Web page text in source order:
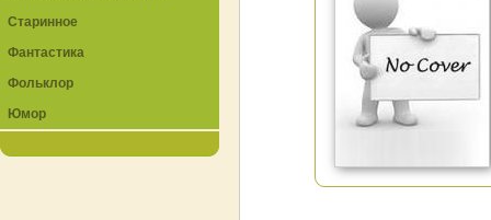
Старинное
Фантастика
Фольклор
Юмор